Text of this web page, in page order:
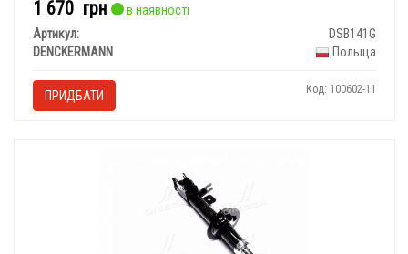
1 670 грн
в наявності
Артикул:
DSB141G
DENCKERMANN
Польща
ПРИДБАТИ Код: 100602-11